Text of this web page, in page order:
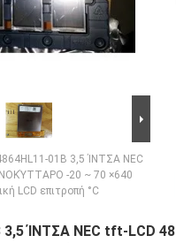
01B 3,5 ΊΝΤΣΑ NEC
-20 ~ 70 ×640
LCD επιτροπή °C
3,5 ΊΝΤΣΑ NEC tft-LCD